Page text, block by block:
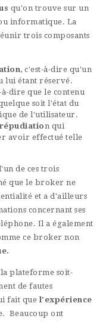
qu'on trouve sur un
informatique. La
trois composants
, c'est-à-dire qu'un
lui étant réservé.
à-dire que le contenu
soit l'état du
de l'utilisateur.
n qui
avoir effectué telle
de ces trois
que le broker ne
et a d'ailleurs
concernant ses
Il a également
ce broker non
plateforme soit-
de fautes
fait que l'expérience
Beaucoup ont